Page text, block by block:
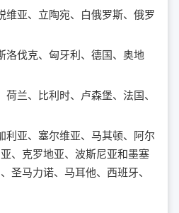
维亚、立陶宛、白俄罗斯、俄罗
洛伐克、匈牙利、德国、奥地
兰、比利时、卢森堡、法国、
利亚、塞尔维亚、马其顿、阿尔
、克罗地亚、波斯尼亚和墨塞
圣马力诺、马耳他、西班牙、